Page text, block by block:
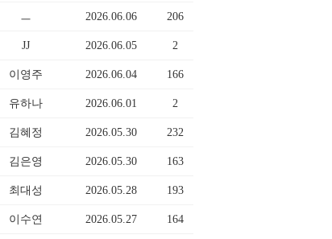
ㅡ 2026.06.06 206
JJ 2026.06.05 2
이영주 2026.06.04 166
유하나 2026.06.01 2
김혜정 2026.05.30 232
김은영 2026.05.30 163
최대성 2026.05.28 193
이수연 2026.05.27 164